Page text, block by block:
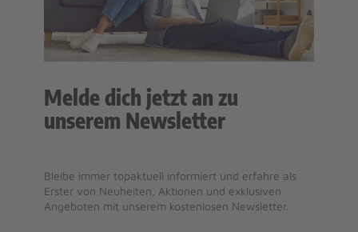
Melde dich jetzt an zu
unserem Newsletter
Bleibe immer topaktuell informiert und erfahre als
Erster von Neuheiten, Aktionen und exklusiven
Angeboten mit unserem kostenlosen Newsletter.